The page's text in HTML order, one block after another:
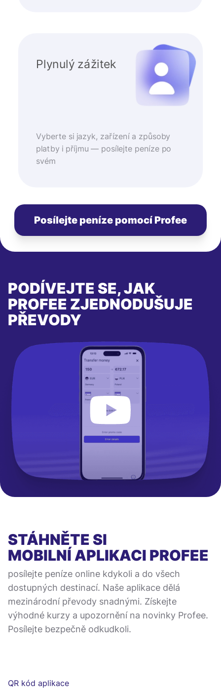
Plynulý zážitek
Vyberte si jazyk, zařízení a způsoby
platby i příjmu — posílejte peníze po
svém
Posílejte peníze pomocí Profee
PODÍVEJTE SE, JAK
PROFEE ZJEDNODUŠUJE
PŘEVODY
STÁHNĚTE SI
MOBILNÍ APLIKACI PROFEE
posílejte peníze online kdykoli a do všech
dostupných destinací. Naše aplikace dělá
mezinárodní převody snadnými. Získejte
výhodné kurzy a upozornění na novinky Profee.
Posílejte bezpečně odkudkoli.
QR kód aplikace